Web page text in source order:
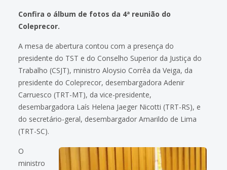
Confira o álbum de fotos da 4ª reunião do
Coleprecor.
A mesa de abertura contou com a presença do
presidente do TST e do Conselho Superior da Justiça do
Trabalho (CSJT), ministro Aloysio Corrêa da Veiga, da
presidente do Coleprecor, desembargadora Adenir
Carruesco (TRT-MT), da vice-presidente,
desembargadora Laís Helena Jaeger Nicotti (TRT-RS), e
do secretário-geral, desembargador Amarildo de Lima
(TRT-SC).
O
ministro